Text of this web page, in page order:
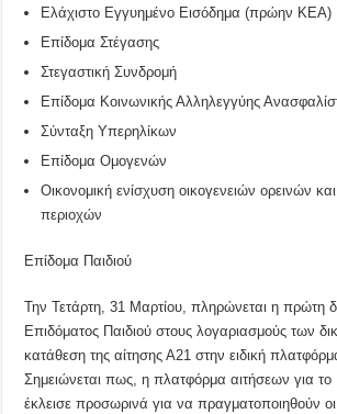
Ελάχιστο Εγγυημένο Εισόδημα (πρώην ΚΕΑ)
Επίδομα Στέγασης
Στεγαστική Συνδρομή
Επίδομα Κοινωνικής Αλληλεγγύης
Σύνταξη Υπερηλίκων
Επίδομα Ομογενών
Οικονομική ενίσχυση οικογενειών ορεινών
περιοχών
Επίδομα Παιδιού
Την Τετάρτη, 31 Μαρτίου, πληρώνεται η πρώτη
Επιδόματος Παιδιού στους λογαριασμούς των
κατάθεση της αίτησης Α21 στην ειδική
Σημειώνεται πως, η πλατφόρμα αιτήσεων για το
έκλεισε προσωρινά για να πραγματοποιηθούν